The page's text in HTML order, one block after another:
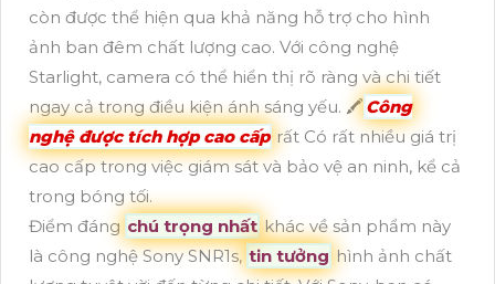
còn được thể hiện qua khả năng hỗ trợ cho hình
ảnh ban đêm chất lượng cao. Với công nghệ
Starlight, camera có thể hiển thị rõ ràng và chi tiết
ngay cả trong điều kiện ánh sáng yếu. 🖍 Công
nghệ được tích hợp cao cấp rất Có rất nhiều giá trị
cao cấp trong việc giám sát và bảo vệ an ninh, kể cả
trong bóng tối.
Điểm đáng chú trọng nhất khác về sản phẩm này
là công nghệ Sony SNR1s, tin tưởng hình ảnh chất